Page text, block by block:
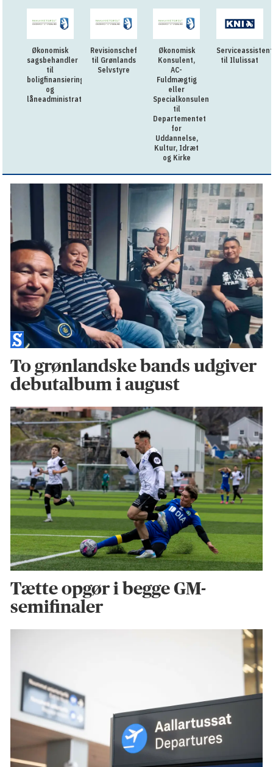
Økonomisk
sagsbehandler
til
boligfinansiering
og
låneadministration
Revisionschef
til Grønlands
Selvstyre
Økonomisk
Konsulent,
AC-
Fuldmægtig
eller
Specialkonsulent
til
Departementet
for
Uddannelse,
Kultur, Idræt
og Kirke
Serviceassistent
til Ilulissat
To grønlandske bands udgiver
debutalbum i august
Tætte opgør i begge GM-
semifinaler